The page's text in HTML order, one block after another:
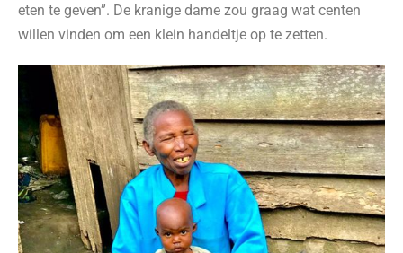
eten te geven”. De kranige dame zou graag wat centen
willen vinden om een klein handeltje op te zetten.